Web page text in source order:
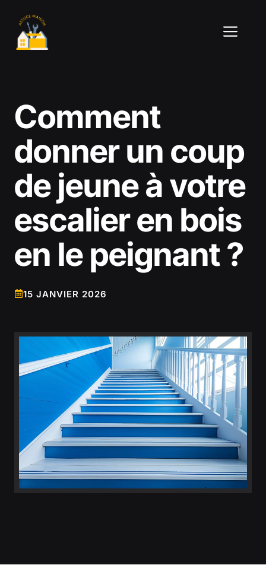
contenu
Comment
donner un coup
de jeune à votre
escalier en bois
en le peignant ?
15 JANVIER 2026